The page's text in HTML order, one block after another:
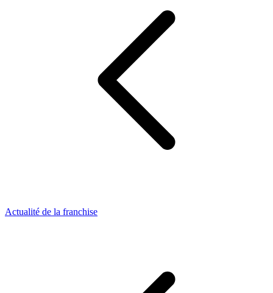
Actualité de la franchise